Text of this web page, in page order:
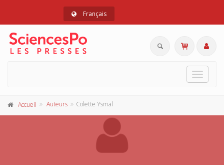
Français
Toggle
Accueil Auteurs Colette Ysmal